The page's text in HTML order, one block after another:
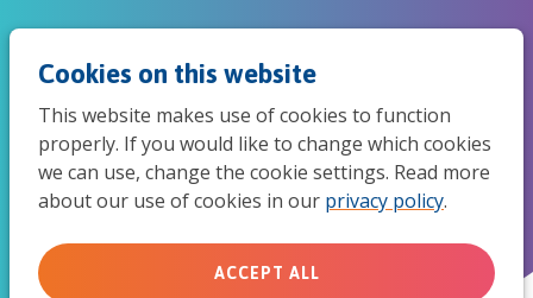
Cookies on this website
This website makes use of cookies to function
properly. If you would like to change which cookies
we can use, change the cookie settings. Read more
about our use of cookies in our privacy policy.
ACCEPT ALL
Onderzoek ‘Jeugdwerk, vak in
ontwikkeling’